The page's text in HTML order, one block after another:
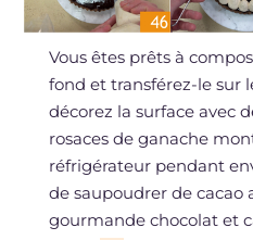
Vous êtes prêts à
fond et transférez-le sur
décorez la surface avec
rosaces de ganache
réfrigérateur pendant
de saupoudrer de cacao
gourmande chocolat et